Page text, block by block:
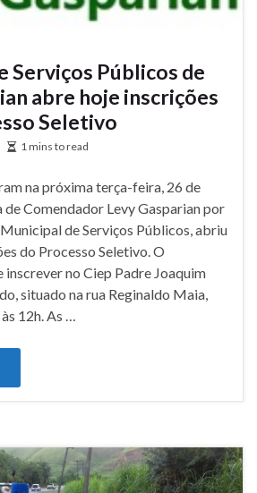
Serviços Públicos de
abre hoje inscrições
Seletivo
1 mins to read
na próxima terça-feira, 26 de
Comendador Levy Gasparian por
de Serviços Públicos, abriu
do Processo Seletivo. O
inscrever no Ciep Padre Joaquim
situado na rua Reginaldo Maia,
12h. As …